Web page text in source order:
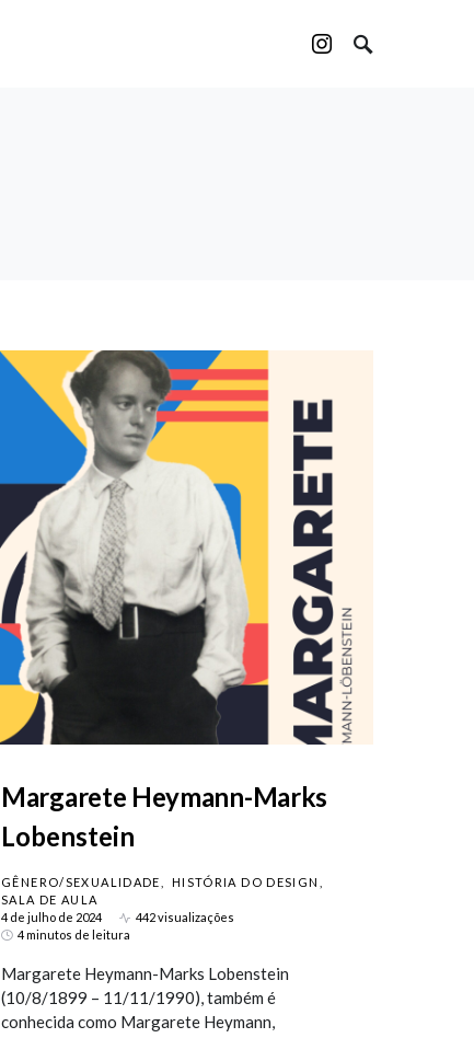
Margarete Heymann-Marks
Lobenstein
GÊNERO/SEXUALIDADE
HISTÓRIA DO DESIGN
SALA DE AULA
4 de julho de 2024
442 visualizações
4 minutos de leitura
Margarete Heymann-Marks Lobenstein
(10/8/1899 – 11/11/1990), também é
conhecida como Margarete Heymann,